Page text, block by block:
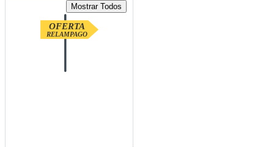
OFERTA
RELAMPAGO